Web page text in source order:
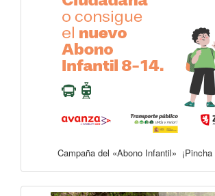
Campaña del «Abono Infantil» ¡Pincha